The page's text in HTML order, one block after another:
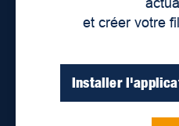
et créer votre
Installer